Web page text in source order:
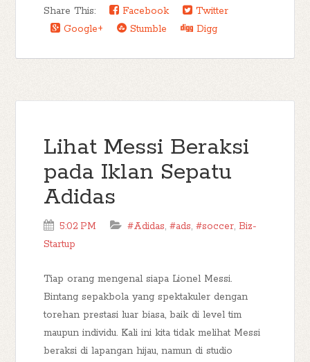
Share This: Facebook
Twitter
Google+
Stumble Digg
Lihat Messi Beraksi
pada Iklan Sepatu
Adidas
5:02 PM #Adidas,#ads,#soccer,Biz-
Startup
Tiap orang mengenal siapa Lionel Messi.
Bintang sepakbola yang spektakuler dengan
torehan prestasi luar biasa, baik di level tim
maupun individu. Kali ini kita tidak melihat Messi
beraksi di lapangan hijau, namun di studio